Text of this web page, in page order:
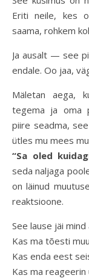
Eriti neile, kes
saama, rohkem
Ja ausalt — see
endale. Oo jaa,
Mäletan aega,
tegema ja oma
piire seadma,
ütles mu mees
“Sa oled
seda naljaga
on läinud
reaktsioone.
See lause jäi
Kas ma tõesti
Kas enda eest
Kas ma reageerin